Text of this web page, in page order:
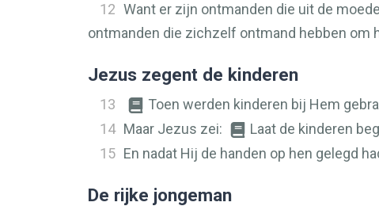
12 Want er zijn ontmanden die uit de
ontmanden die zichzelf ontmand hebben om
Jezus zegent de kinderen
13
Toen werden kinderen bij Hem
14 Maar Jezus zei:
Laat de kinderen
15 En nadat Hij de handen op hen gelegd
De rijke jongeman